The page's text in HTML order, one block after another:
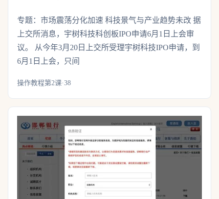
专题：市场震荡分化加速 科技景气与产业趋势未改 据
上交所消息，宇树科技科创板IPO申请6月1日上会审
议。 从今年3月20日上交所受理宇树科技IPO申请，到
6月1日上会，只间
操作教程第2课·38